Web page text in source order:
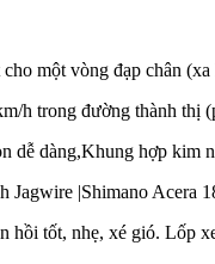
một vòng đạp chân
h trong đường thành thị
dễ dàng,Khung hợp
Jagwire |Shimano
hồi tốt, nhẹ, xé gió. Lốp